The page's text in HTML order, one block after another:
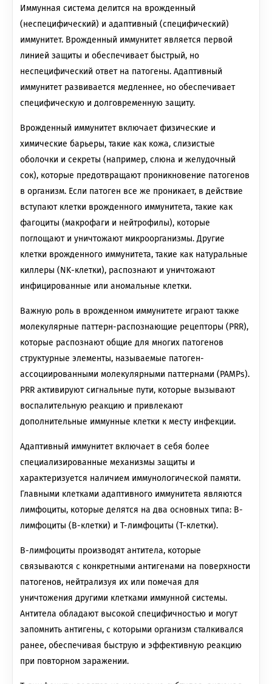
Иммунная система делится на врожденный
(неспецифический) и адаптивный (специфический)
иммунитет. Врожденный иммунитет является первой
линией защиты и обеспечивает быстрый, но
неспецифический ответ на патогены. Адаптивный
иммунитет развивается медленнее, но обеспечивает
специфическую и долговременную защиту.
Врожденный иммунитет включает физические и
химические барьеры, такие как кожа, слизистые
оболочки и секреты (например, слюна и желудочный
сок), которые предотвращают проникновение патогенов
в организм. Если патоген все же проникает, в действие
вступают клетки врожденного иммунитета, такие как
фагоциты (макрофаги и нейтрофилы), которые
поглощают и уничтожают микроорганизмы. Другие
клетки врожденного иммунитета, такие как натуральные
киллеры (NK-клетки), распознают и уничтожают
инфицированные или аномальные клетки.
Важную роль в врожденном иммунитете играют также
молекулярные паттерн-распознающие рецепторы (PRR),
которые распознают общие для многих патогенов
структурные элементы, называемые патоген-
ассоциированными молекулярными паттернами (PAMPs).
PRR активируют сигнальные пути, которые вызывают
воспалительную реакцию и привлекают
дополнительные иммунные клетки к месту инфекции.
Адаптивный иммунитет включает в себя более
специализированные механизмы защиты и
характеризуется наличием иммунологической памяти.
Главными клетками адаптивного иммунитета являются
лимфоциты, которые делятся на два основных типа: В-
лимфоциты (В-клетки) и Т-лимфоциты (Т-клетки).
В-лимфоциты производят антитела, которые
связываются с конкретными антигенами на поверхности
патогенов, нейтрализуя их или помечая для
уничтожения другими клетками иммунной системы.
Антитела обладают высокой специфичностью и могут
запомнить антигены, с которыми организм сталкивался
ранее, обеспечивая быструю и эффективную реакцию
при повторном заражении.